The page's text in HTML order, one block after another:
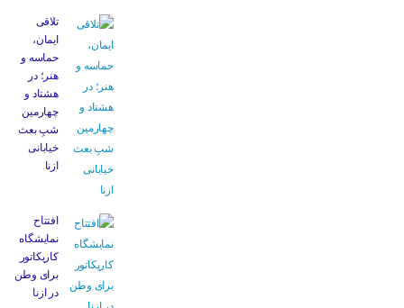
تلاقی
ایمان،
حماسه و
هنر؛ در
هشتاد و
چهارمین
شبِ بعث
خیابانی
ازنا
افتتاح
نمایشگاه
کاریکاتور
برای وطن
در ازنا